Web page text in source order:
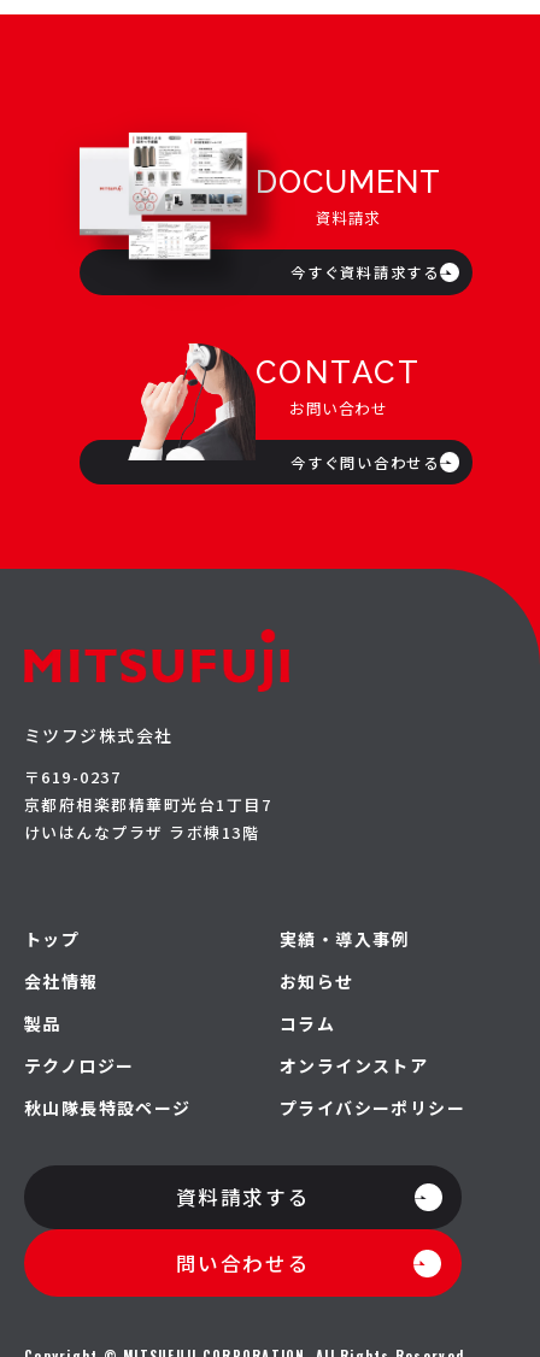
DOCUMENT
資料請求
今すぐ資料請求する
CONTACT
お問い合わせ
今すぐ問い合わせる
ミツフジ株式会社
〒619-0237
京都府相楽郡精華町光台1丁目7
けいはんなプラザ ラボ棟13階
トップ
会社情報
製品
テクノロジー
秋山隊長特設ページ
実績・導入事例
お知らせ
コラム
オンラインストア
プライバシーポリシー
資料請求する
問い合わせる